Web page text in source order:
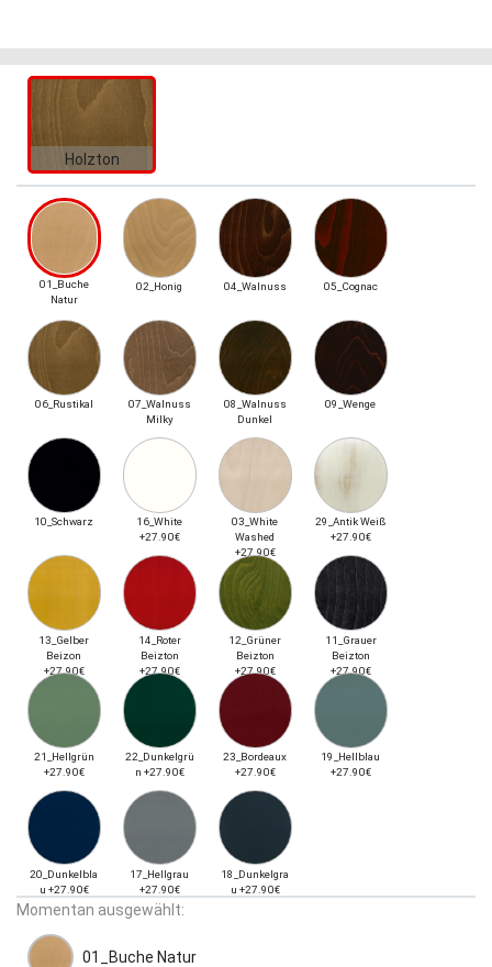
Holzton
01_Buche
Natur
02_Honig 04_Walnuss 05_Cognac
06_Rustikal
07_Walnuss
Milky
08_Walnuss
Dunkel
09_Wenge
10_Schwarz
16_White
+27.90€
03_White
Washed
+27.90€
29_Antik Weiß
+27.90€
13_Gelber
Beizon
+27.90€
14_Roter
Beizton
+27.90€
12_Grüner
Beizton
+27.90€
11_Grauer
Beizton
+27.90€
21_Hellgrün
+27.90€
22_Dunkelgrü
n +27.90€
23_Bordeaux
+27.90€
19_Hellblau
+27.90€
20_Dunkelbla
u +27.90€
17_Hellgrau
+27.90€
18_Dunkelgra
u +27.90€
Momentan ausgewählt:
01_Buche Natur